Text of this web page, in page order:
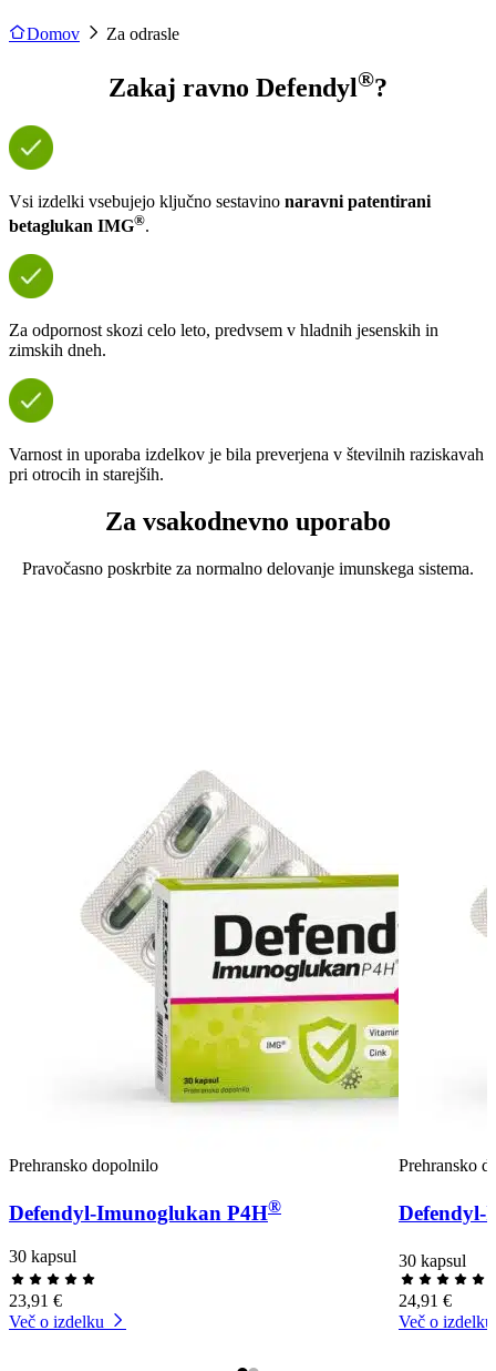
Domov Za odrasle
Zakaj ravno Defendyl ®?
Vsi izdelki vsebujejo ključno sestavino naravni patentirani
betaglukan IMG®.
Za odpornost skozi celo leto, predvsem v hladnih jesenskih in
zimskih dneh.
Varnost in uporaba izdelkov je bila preverjena v številnih raziskavah
pri otrocih in starejših.
Za vsakodnevno uporabo
Pravočasno poskrbite za normalno delovanje imunskega sistema.
Prehransko dopolnilo
Defendyl-Imunoglukan P4H®
30 kapsul
23,91 €
Več o izdelku
Prehransko
Defendyl-
30 kapsul
24,91 €
Več o izdelku